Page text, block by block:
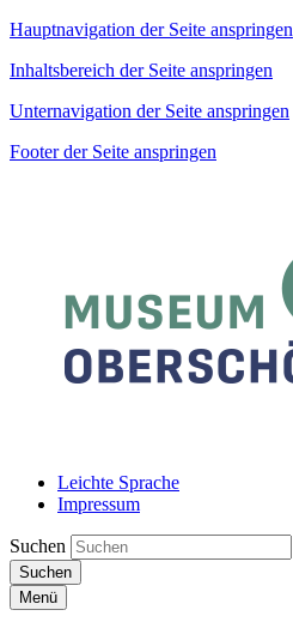
Hauptnavigation der Seite anspringen
Inhaltsbereich der Seite anspringen
Unternavigation der Seite anspringen
Footer der Seite anspringen
Leichte Sprache
Impressum
Suchen
Suchen
Menü